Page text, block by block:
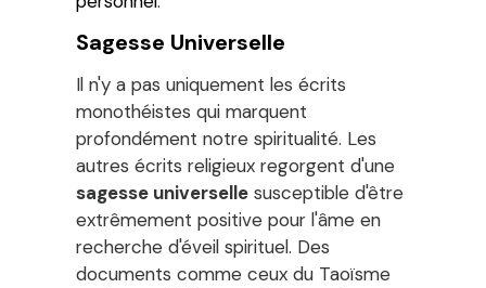
Sagesse Universelle
Il n'y a pas uniquement les écrits
monothéistes qui marquent
profondément notre spiritualité. Les
autres écrits religieux regorgent d'une
sagesse universelle susceptible d'être
extrêmement positive pour l'âme en
recherche d'éveil spirituel. Des
documents comme ceux du Taoïsme